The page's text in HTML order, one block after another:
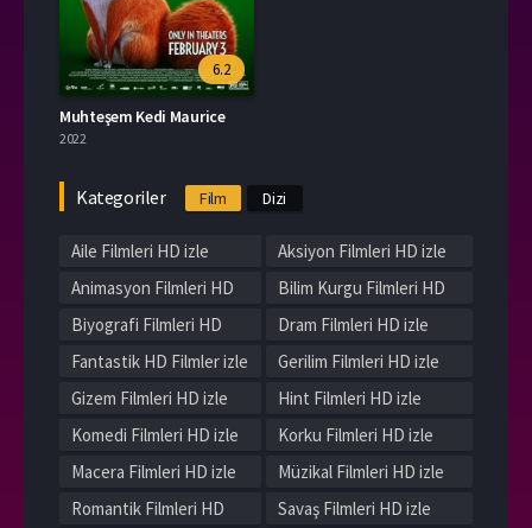
6.2
Muhteşem Kedi Maurice
2022
Kategoriler Film Dizi
Aile Filmleri HD izle
Aksiyon Filmleri HD izle
Animasyon Filmleri HD
izle
Bilim Kurgu Filmleri HD
izle
Biyografi Filmleri HD
izle
Dram Filmleri HD izle
Fantastik HD Filmler izle
Gerilim Filmleri HD izle
Gizem Filmleri HD izle
Hint Filmleri HD izle
Komedi Filmleri HD izle
Korku Filmleri HD izle
Macera Filmleri HD izle
Müzikal Filmleri HD izle
Romantik Filmleri HD
Savaş Filmleri HD izle